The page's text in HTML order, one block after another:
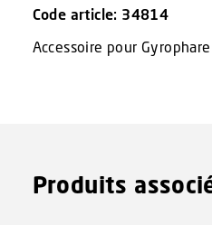
Code article: 34814
Accessoire pour
Produits